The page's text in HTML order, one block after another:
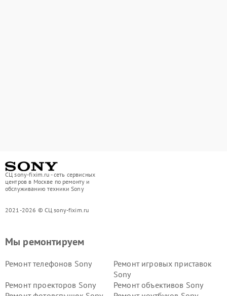
СЦ sony-fixim.ru - сеть сервисных
центров в Москве по ремонту и
обслуживанию техники Sony
2021-2026 © СЦ sony-fixim.ru
Мы ремонтируем
Ремонт телефонов Sony
Ремонт игровых приставок
Sony
Ремонт проекторов Sony
Ремонт объективов Sony